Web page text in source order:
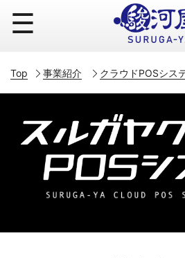
☰
Top 事業紹介 クラウドPOSシス